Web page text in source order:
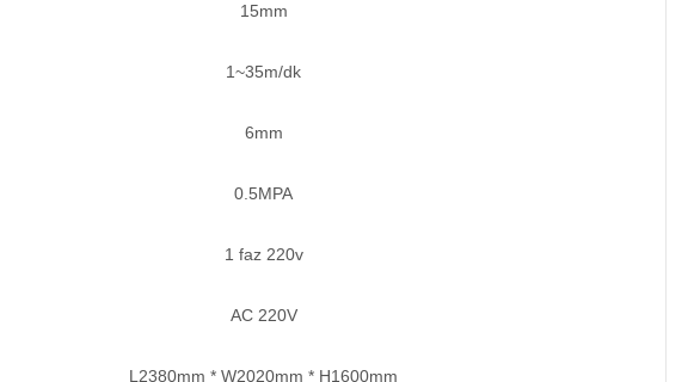
15mm
1~35m/dk
6mm
0.5MPA
1 faz 220v
AC 220V
L2380mm * W2020mm * H1600mm